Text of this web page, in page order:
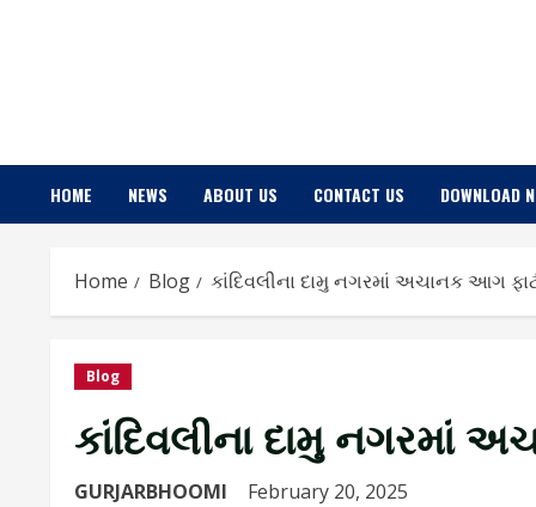
HOME NEWS ABOUT US CONTACT US DOWNLOAD
Home Blog કાંદિવલીના દામુ નગરમાં અચાનક આગ
Blog
કાંદિવલીના દામુ નગરમાં
GURJARBHOOMI February 20, 2025